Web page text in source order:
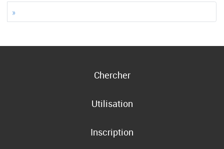
»
Chercher
Utilisation
Inscription